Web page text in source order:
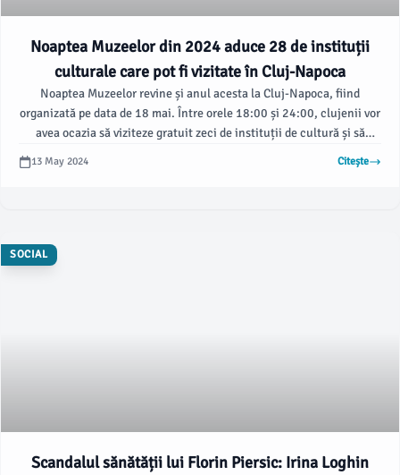
Noaptea Muzeelor din 2024 aduce 28 de instituții
culturale care pot fi vizitate în Cluj-Napoca
Noaptea Muzeelor revine și anul acesta la Cluj-Napoca, fiind
organizată pe data de 18 mai. Între orele 18:00 și 24:00, clujenii vor
avea ocazia să viziteze gratuit zeci de instituții de cultură și să
13 May 2024 Citește
SOCIAL
Scandalul sănătății lui Florin Piersic: Irina Loghin